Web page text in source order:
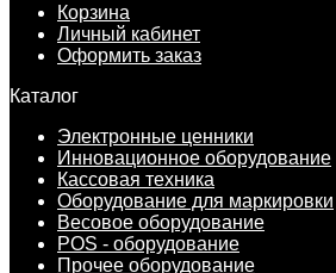
Корзина
Личный кабинет
Оформить заказ
Каталог
Электронные ценники
Инновационное оборудование
Кассовая техника
Оборудование для маркировки
Весовое оборудование
POS - оборудование
Прочее оборудование